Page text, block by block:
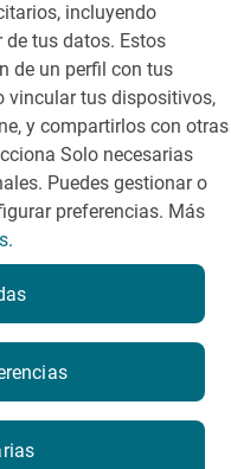
incluyendo
tus datos. Estos
de un perfil con tus
vincular tus dispositivos,
y compartirlos con otras
Solo necesarias
Puedes gestionar o
preferencias. Más